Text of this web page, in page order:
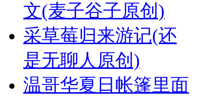
文(麦子谷子原创)
采草莓归来游记(还
是无聊人原创)
温哥华夏日帐篷里面